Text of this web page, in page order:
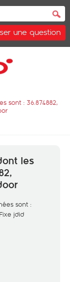
une question
sont : 36.874882,
les
sont :
jdid